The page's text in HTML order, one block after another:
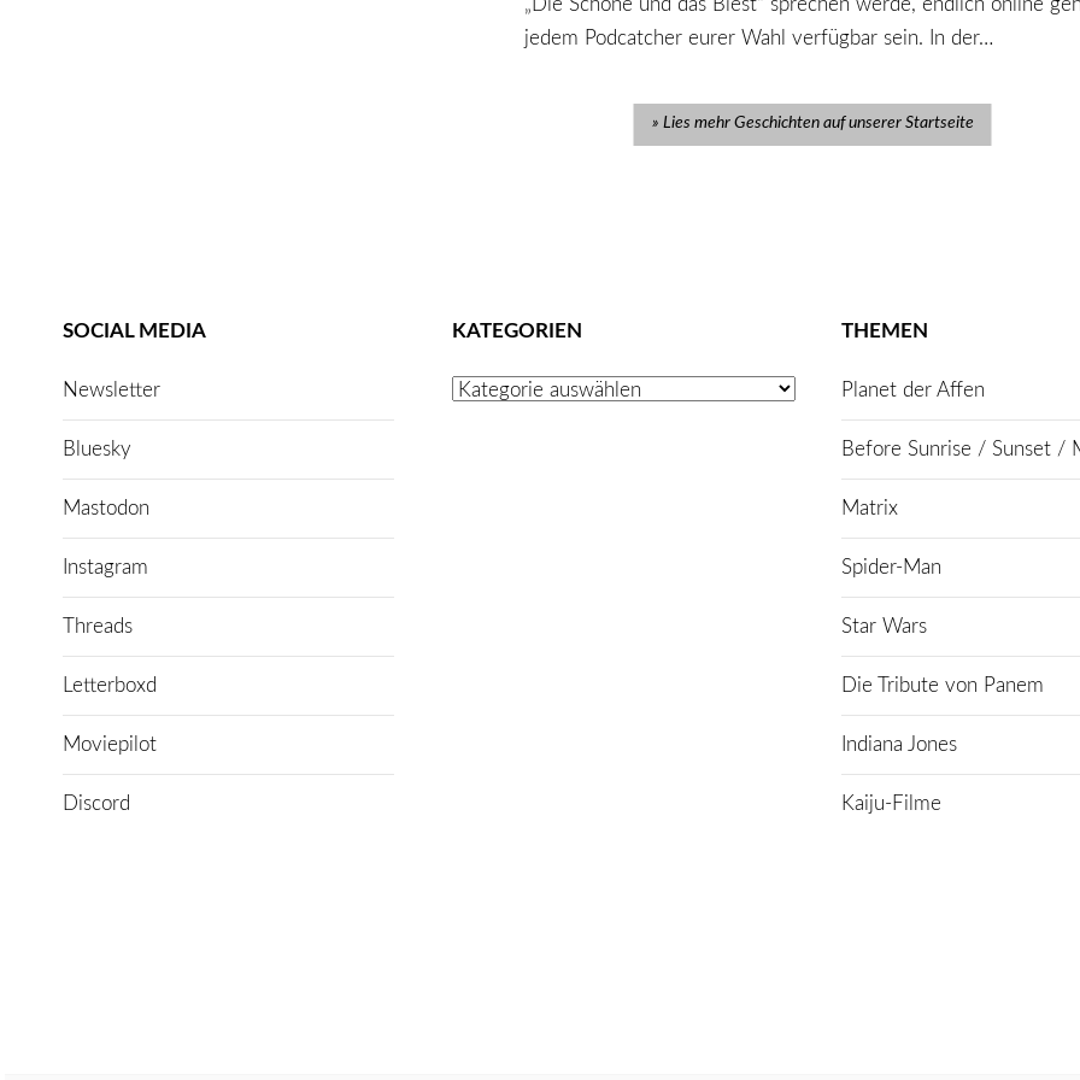
„Die Schöne und das Biest“ sprechen werde, endlich online
jedem Podcatcher eurer Wahl verfügbar sein. In der…
Lies mehr Geschichten auf unserer Startseite
SOCIAL MEDIA
Newsletter
Bluesky
Mastodon
Instagram
Threads
Letterboxd
Moviepilot
Discord
KATEGORIEN
Kategorien
THEMEN
Planet der Affen
Before Sunrise / Sunset /
Matrix
Spider-Man
Star Wars
Die Tribute von Panem
Indiana Jones
Kaiju-Filme